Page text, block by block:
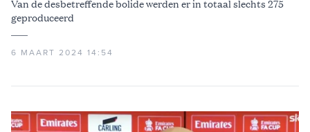
Van de desbetreffende bolide werden er in totaal slechts 275
geproduceerd
6 MAART 2024 14:54